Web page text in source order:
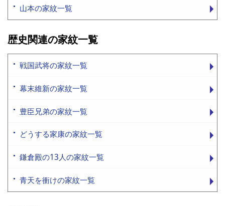
山本の家紋一覧
歴史関連の家紋一覧
戦国武将の家紋一覧
幕末維新の家紋一覧
豊臣兄弟の家紋一覧
どうする家康の家紋一覧
鎌倉殿の13人の家紋一覧
青天を衝けの家紋一覧